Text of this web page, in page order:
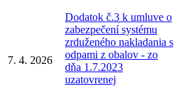
7. 4. 2026
Dodatok č.3 k umluve o
zabezpečení systému
zrduženého nakladania s
odpami z obalov - zo
dňa 1.7.2023
uzatovrenej